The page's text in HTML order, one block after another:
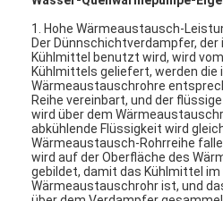
Über uns
Werksführung
Qualitätskontrolle
Kontakt
1. Hohe Wärmeaustausch-
Der Dünnschichtverdampfer, der
Kühlmittel benutzt wird, wird
Kühlmittels geliefert, werden die
Wärmeaustauschrohre
Reihe vereinbart, und der
wird über dem
abkühlende Flüssigkeit wird
Wärmeaustausch-Rohrreihe
wird auf der Oberfläche des
gebildet, damit das Kühlmittel
Wärmeaustauschrohr ist, und